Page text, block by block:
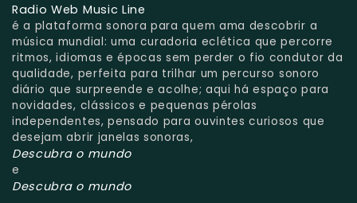
Radio Web Music Line
é a plataforma sonora para quem ama descobrir a
música mundial: uma curadoria eclética que percorre
ritmos, idiomas e épocas sem perder o fio condutor da
qualidade, perfeita para trilhar um percurso sonoro
diário que surpreende e acolhe; aqui há espaço para
novidades, clássicos e pequenas pérolas
independentes, pensado para ouvintes curiosos que
desejam abrir janelas sonoras,
Descubra o mundo
e
Descubra o mundo